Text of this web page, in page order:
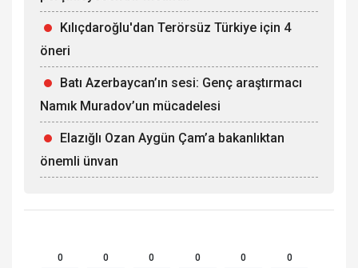
Kılıçdaroğlu'dan Terörsüz Türkiye için 4
öneri
Batı Azerbaycan’ın sesi: Genç araştırmacı
Namık Muradov’un mücadelesi
Elazığlı Ozan Aygün Çam’a bakanlıktan
önemli ünvan
0 0 0 0 0 0